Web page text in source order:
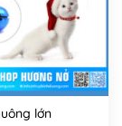
lớn